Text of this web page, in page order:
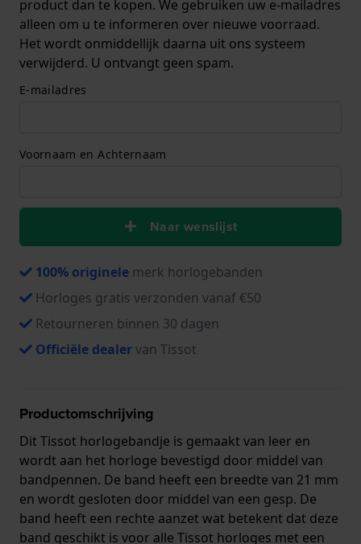
product dan te kopen. We gebruiken uw e-mailadres
alleen om u te informeren over nieuwe voorraad.
Het wordt onmiddellijk daarna uit ons systeem
verwijderd. U ontvangt geen spam.
E-mailadres
Voornaam en Achternaam
Naar wenslijst
100% originele merk horlogebanden
Horloges gratis verzonden vanaf €50
Retourneren binnen 30 dagen
Officiële dealervan Tissot
Productomschrijving
Dit Tissot horlogebandje is gemaakt van leer en
wordt aan het horloge bevestigd door middel van
bandpennen. De band heeft een breedte van 21 mm
en wordt gesloten door middel van een gesp. De
band heeft een rechte aanzet wat betekent dat deze
band geschikt is voor alle Tissot horloges met een